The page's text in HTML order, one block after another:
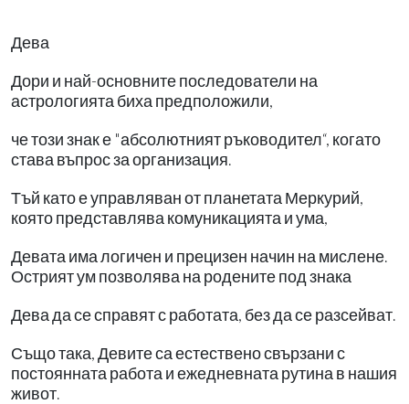
Дева
Дори и най-основните последователи на
астрологията биха предположили,
че този знак е "абсолютният ръководител“, когато
става въпрос за организация.
Тъй като е управляван от планетата Меркурий,
която представлява комуникацията и ума,
Девата има логичен и прецизен начин на мислене.
Острият ум позволява на родените под знака
Дева да се справят с работата, без да се разсейват.
Също така, Девите са естествено свързани с
постоянната работа и ежедневната рутина в нашия
живот.